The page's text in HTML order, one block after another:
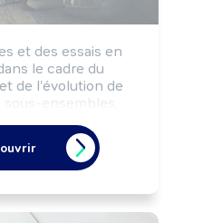
et des essais en
le cadre du
de l'évolution de
sous-ensembles,
une équipe.